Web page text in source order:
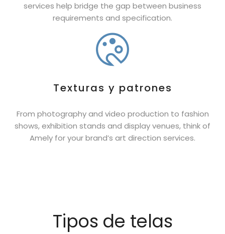
Variations Images
services help bridge the gap between business
requirements and specification.
Texturas y patrones
From photography and video production to fashion
shows, exhibition stands and display venues, think of
Amely for your brand’s art direction services.
Tipos de telas